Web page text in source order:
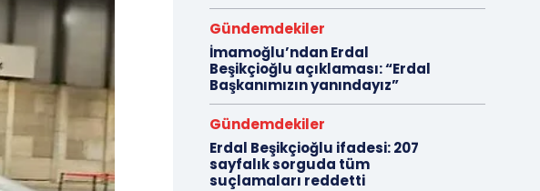
Gündemdekiler
İmamoğlu’ndan Erdal
Beşikçioğlu açıklaması: “Erdal
Başkanımızın yanındayız”
Gündemdekiler
Erdal Beşikçioğlu ifadesi: 207
sayfalık sorguda tüm
suçlamaları reddetti